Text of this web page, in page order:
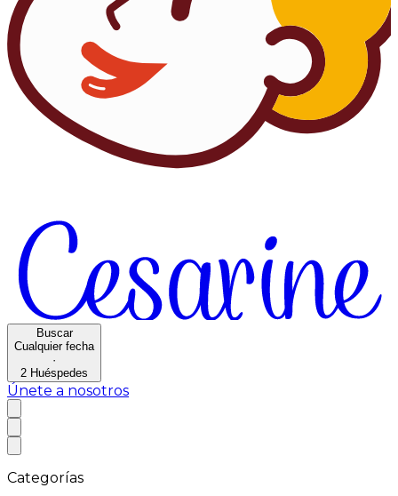
Buscar
Cualquier fecha
·
2 Huéspedes
Únete a nosotros
Categorías